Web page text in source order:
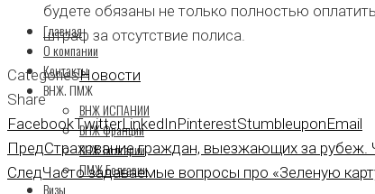
Главная
О компании
Контакты
ВНЖ. ПМЖ
ВНЖ ИСПАНИИ
ВНЖ Франции
ВНЖ Болгарии
ПМЖ Болгарии
Визы
будете обязаны не только полностью
штраф за отсутствие полиса.
CategoriesНовости
Share
FacebookTwitterLinkedInPinterestStumbleuponEmail
ПредСтрахование граждан, выезжающих за рубеж.
СледЧасто задаваемые вопросы про «Зеленую